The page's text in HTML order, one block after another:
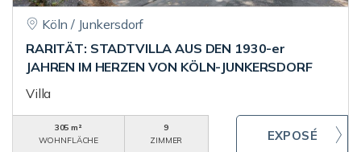
Köln / Junkersdorf
RARITÄT: STADTVILLA AUS DEN 1930-er
JAHREN IM HERZEN VON KÖLN-JUNKERSDORF
Villa
305 m²
WOHNFLÄCHE
9
ZIMMER